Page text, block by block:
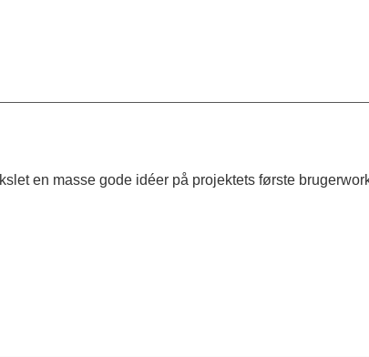
en masse gode idéer på projektets første